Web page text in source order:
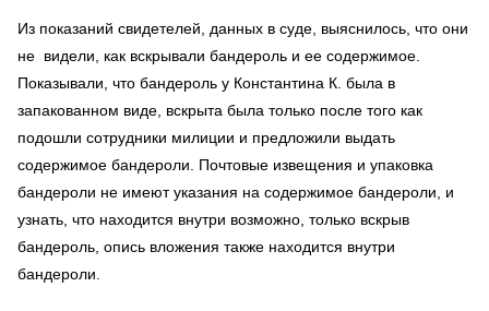
Из показаний свидетелей, данных в суде, выяснилось, что они
не видели, как вскрывали бандероль и ее содержимое.
Показывали, что бандероль у Константина К. была в
запакованном виде, вскрыта была только после того как
подошли сотрудники милиции и предложили выдать
содержимое бандероли. Почтовые извещения и упаковка
бандероли не имеют указания на содержимое бандероли, и
узнать, что находится внутри возможно, только вскрыв
бандероль, опись вложения также находится внутри
бандероли.